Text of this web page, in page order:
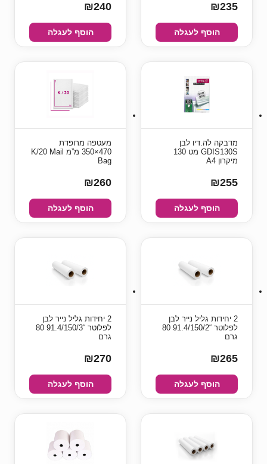
₪235
הוסף לעגלה
₪240
הוסף לעגלה
מדבקה לה.דיו לבן
GDIS130S מט 130
מיקרון A4
₪255
הוסף לעגלה
מעטפה מרופדת
470×350 מ”מ K/20 Mail
Bag
₪260
הוסף לעגלה
2 יחידות גליל נייר לבן
לפלוטר “91.4/150/2 80
גרם
₪265
הוסף לעגלה
2 יחידות גליל נייר לבן
לפלוטר “91.4/150/3 80
גרם
₪270
הוסף לעגלה